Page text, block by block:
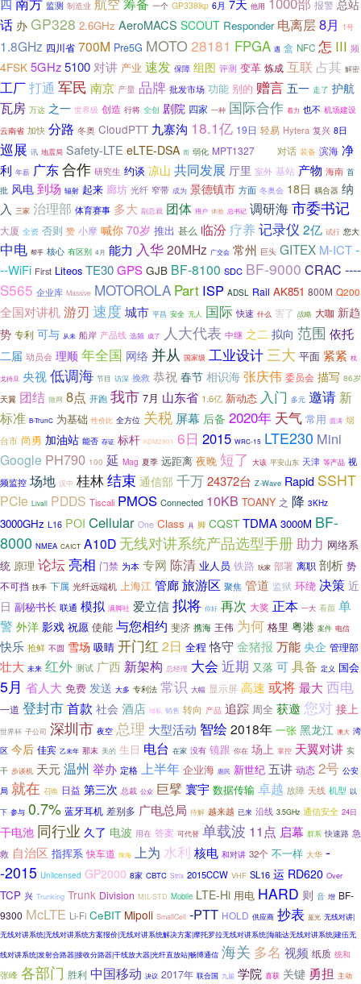
四
监测 制造业 一个 GP338lkp 6月 7天 他用 报警 总站
话 办 GP328 2.6GHz AeroMACS SCOUT Responder 电离层8月 1号
1.8GHz 四川省 700M Pre5G MOTO28181 FPGA 遇 盒 NFC 怎 III 频
4FSK 5GHz5100 对讲 产业 速发 保障 组图 评测 变革 炼成 互联 占其 解密
工厂打通 军民 南京 产量 品牌 批发市场 功能 别的 赠言 五一 走了 护航
瓦房 万达 之一 世界级 创造 行将 全创 剧院 四家 一种 国际合作 着力 也不 机场建设
云南省 加快 分路 冬奥 CloudPTT 九寨沟 18.1亿 19日 轻易 Hytera 复兴 8日
巡展 讯 地震局 Safety-LTE eLTE-DSA 而 弱化 MPT1327 对话 装备 滨海 净
利 年薪 广东合作 研究生 约谈 凉山 共同发展 厅里 室外 基站 产物 海南 首
批 风电 到场 辐射 起来 廊坊 光纤 窄带 成为 景德镇市 方面 冬奥会 18日 耦合器 纳
入 三家 治理部 体育赛事 多大 副总裁 团体 用户 体验 总书记 调研海市委书记
大厦 全资 否则 赞 小摩 喊你 70岁 推出 甚么 临汾疗养 记录仪 2亿 试行 您大
中电 帮手 核心 有区别 4月 能力 入华20MHz 广交会 常州 巨头 GITEX M-ICT-
--WiFi First Liteos TE30GPS GJB BF-8100 SDC BF-9000 CRAC ----
S565 企业库 Massive MOTOROLA Part ISP ADSL Rail AK851 800M Q200
全国对讲机游刃 速度 城市 平昌 安全 无人 国际 快速 什么 害了 战略 大咖 新趋
势 专利 可与 从未 船岸 产品线 选频 成了 人大代表 中继 之二 拟向 范围 依托
二届 动员会 理顺 年全国 网络 并从 国家级 工业设计三大 平面 紧紧 枕
戈待旦 央视低调海 节目 访深 挽救 恭祝春节相识海张庆伟 委员会 描写 86岁
天翼 团结 微网 8点 开跑 我市 7月 山东省 1.6亿 新动态 入门 多元 邀请 新
标准 B-TrunC 为基础 性价比 全方位 关税 屏幕 后备 2020年 天气 常用 圆满 烟
台市 尚勇 加油站 能否 存证 标杆 KDM2901 6日 2015 WRC-15 LTE230 Mini
Google PH790 100 延 Mag 夏季 远距离 夜晚 短了 大该 平安山东 天津 等产品 视
频监控 场地 汉中 桂林结束 通信部 千万24372台 Z-Wave Rapid SSHT
PCIe Livall PDDS Tiscali PMOS Connected 10KB TOANY 之 降 3KHz
3000GHz L16 POI Cellular One Class 具 脚 CQST TDMA 3000M BF-
8000 NMEA CAICT A10D 无线对讲系统产品选型手册助力 网络系
统 原理 论坛亮相 门禁 为本 专网 陈清 业人员 铁路 玩家 部署 离职 剖析 势
不可挡 扶手 下属 光纤远端机 上海江 管廊旅游区 聚焦 管道 监狱 环绕 决策 近
日 副秘书长 联通 模拟 满脚社 爱立信拟将 你好 再次 大奖 正本 一大 看颜 单
警 外洋 影戏 祝愿 使能 与您相约 斐济 携海 王伟 为何 格里 粤港 案件 电信
快乐 抢鲜 不圆 雪场 吸睛 开门红 2日 全程 恪守 金猪报 万能 央企 管理部
壮大 未来 红外 测试 广西 新架构 总经理 大会 近期 又落 可具备 定义 国会
5月 省人大 免费 发送 大多 专利法 常识 大幅 显示屏 高速 或将最大 西电
一道 登封市首款 社会 酒店 缉私 销售 转向 产品 追踪 周全 获邀 您对 接上
世界杯 子公司 深圳市 夜空 总理 大型活动 智绘 2018年 一张 黑龙江 澳大 湾
区 今后 佳宾 乙未年 那末 美的 生日 电台 在家 没有 镜跟 你在 场上 掌控 天翼对讲 实
干 步谈机 天元温州 举办 定格 上半年 企业海 惠民 新世纪 五讲 动态 2号 公安
局 就在 召唤 日益 第三次 总裁 公众 巨擘 寰宇 数据传输 卓越 故障 天线 机型 以
下 参与 0.7% 蓝牙耳机 差别多 广电总局 待解 越来越 已来 沿线 3.5GHz 通信安全 24日
干电池 同行业 久了 电波 用在 答案 可代替 单载波 11点 启幕 群系 快速路 急
救 自治区 指挥系 快车道 珠海 上为 水利 核电 和对讲 32个 不一样 大华 -
-2015 Unlicensed GP2000 8家 CBTC Strix 2015CCW VHF SL16 运 RD620 Over
TCP 兴 Trunking Trunk Division MIL-STD Mobile LTE-Hi 用电 HARD 则 音 增 BF-
9300 McLTE Li-Fi CeBIT Mipoli SmallCell -PTT HOLD 供应商 抄表 蓝光 无线对讲|
无线对讲系统|无线对讲系统方案报价|无线对讲系统解决方案|摩托罗拉无线对讲系统|海能达无线对讲系统|建伍无
线对讲系统|发射合路器|接收分路器|干线放大器|光纤直放站|畅博通信 海关 多名 视频 纸质 统和
张峰 各部门 胜利 中国移动 决议 2017年 联合国 九届 学院 喜获 关键 勇担 主动